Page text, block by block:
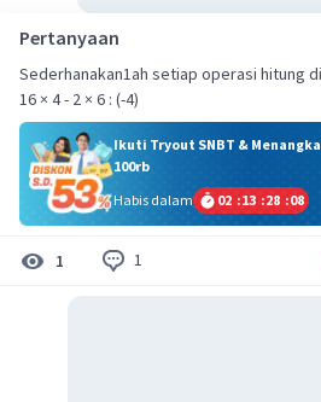
Pertanyaan
Sederhanakan1ah setiap operasi hitung
16 × 4 - 2 × 6 : (-4)
Ikuti Tryout SNBT &
100rb
Habis dalam
02 :13 :28 :08
1 1